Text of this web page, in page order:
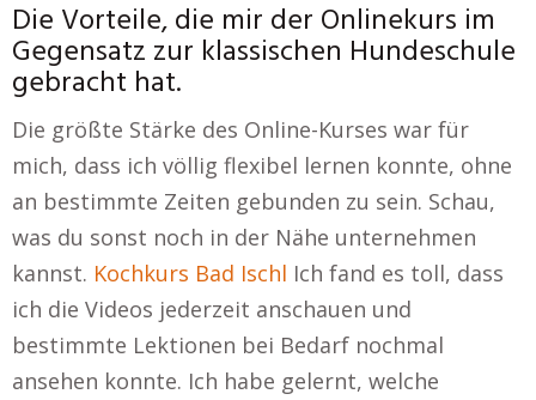
Die Vorteile, die mir der Onlinekurs im
Gegensatz zur klassischen Hundeschule
gebracht hat.
Die größte Stärke des Online-Kurses war für
mich, dass ich völlig flexibel lernen konnte, ohne
an bestimmte Zeiten gebunden zu sein. Schau,
was du sonst noch in der Nähe unternehmen
kannst. Kochkurs Bad Ischl Ich fand es toll, dass
ich die Videos jederzeit anschauen und
bestimmte Lektionen bei Bedarf nochmal
ansehen konnte. Ich habe gelernt, welche